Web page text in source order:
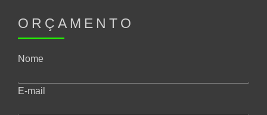
ORÇAMENTO
Nome
E-mail